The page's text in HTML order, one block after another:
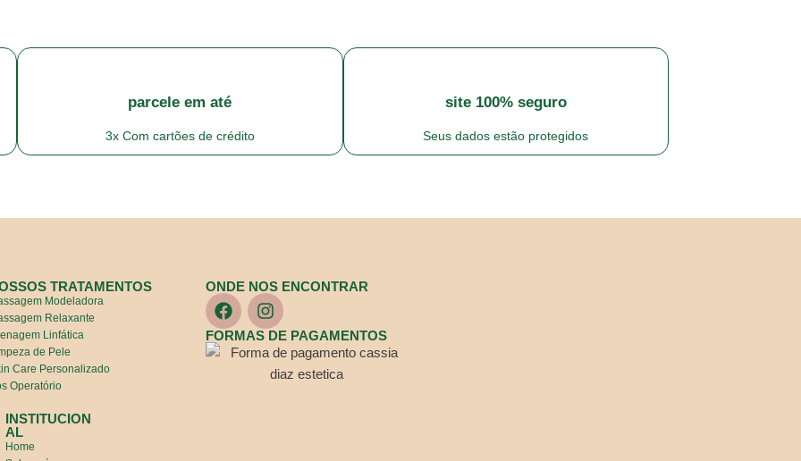
parcele em até
3x Com cartões de crédito
site 100% seguro
Seus dados estão protegidos
TRATAMENTOS
Modeladora
Relaxante
Linfática
de Pele
Care Personalizado
Operatório
INSTITUCION
AL
Home
ONDE NOS ENCONTRAR
FORMAS DE PAGAMENTOS